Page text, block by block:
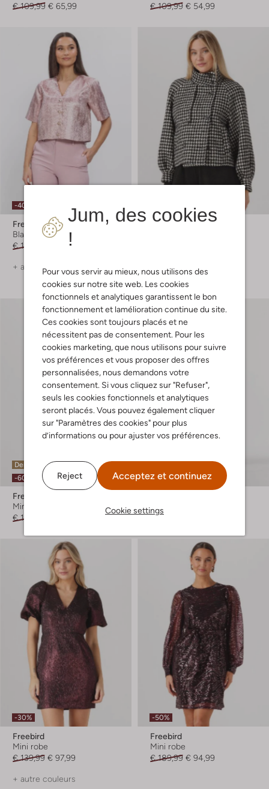
Jum, des cookies
!
Pour vous servir au mieux, nous utilisons des
cookies sur notre site web. Les cookies
fonctionnels et analytiques garantissent le bon
fonctionnement et lamélioration continue du site.
Ces cookies sont toujours placés et ne
nécessitent pas de consentement. Pour les
cookies marketing, que nous utilisons pour suivre
vos préférences et vous proposer des offres
personnalisées, nous demandons votre
consentement. Si vous cliquez sur "Refuser",
seuls les cookies fonctionnels et analytiques
seront placés. Vous pouvez également cliquer
sur "Paramètres des cookies" pour plus
d’informations ou pour ajuster vos préférences.
Reject Acceptez et continuez
Cookie settings
€ 109,99 € 65,99
€ 109,99 € 54,99
-40%
Freebird
Blazer
€ 129,99
€ 77,99
+ autre couleurs
Freebird
Dernière pièce
-60%
Freebird
Mini robe
€ 149,99
-40%
Mini jupe
€ 89,99
-30%
Freebird
Mini robe
€ 139,99 € 97,99
+ autre couleurs
-50%
Freebird
Mini robe
€ 189,99 € 94,99